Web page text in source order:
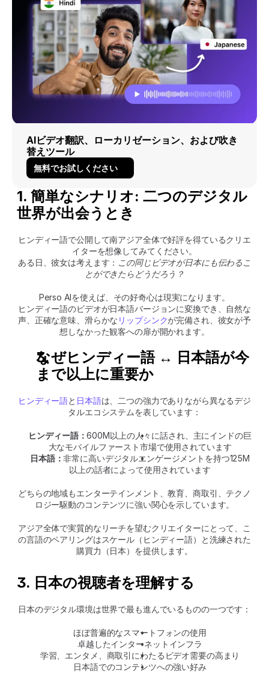
AIビデオ翻訳、ローカリゼーション、および吹き
替えツール
無料でお試しください
1. 簡単なシナリオ: 二つのデジタル
世界が出会うとき
ヒンディー語で公開して南アジア全体で好評を得ているクリエ
イターを想像してみてください。
ある日、彼女は考えます： この同じビデオが日本にも伝わるこ
とができたらどうだろう？
Perso AIを使えば、その好奇心は現実になります。
ヒンディー語のビデオが日本語バージョンに変換でき、自然な
声、正確な意味、滑らかな リップシンクが完備され、彼女が予
想しなかった観客への扉が開かれます。
なぜヒンディー語 ↔ 日本語が今
まで以上に重要か
ヒンディー語と 日本語は、二つの強力でありながら異なるデジ
タルエコシステムを表しています：
ヒンディー語：600M以上の人々に話され、主にインドの巨
大なモバイルファースト市場で使用されています
日本語：非常に高いデジタルエンゲージメントを持つ125M
以上の話者によって使用されています
どちらの地域もエンターテインメント、教育、商取引、テクノ
ロジー駆動のコンテンツに強い関心を示しています。
アジア全体で実質的なリーチを望むクリエイターにとって、こ
の言語のペアリングはスケール（ヒンディー語）と洗練された
購買力（日本）を提供します。
3. 日本の視聴者を理解する
日本のデジタル環境は世界で最も進んでいるものの一つです：
ほぼ普遍的なスマートフォンの使用
卓越したインターネットインフラ
学習、エンタメ、商取引にわたるビデオ需要の高まり
日本語でのコンテンツへの強い好み